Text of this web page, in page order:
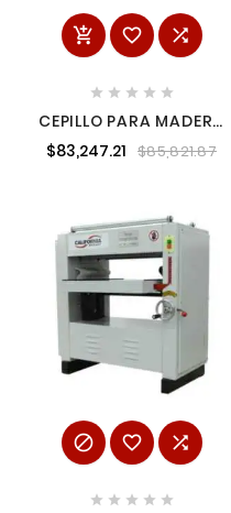
  
    
CEPILLO PARA MADERA
20" 5 HP 4 NAVAJAS 1
FASE 220 V
$83,247.21 $85,821.87
  
    